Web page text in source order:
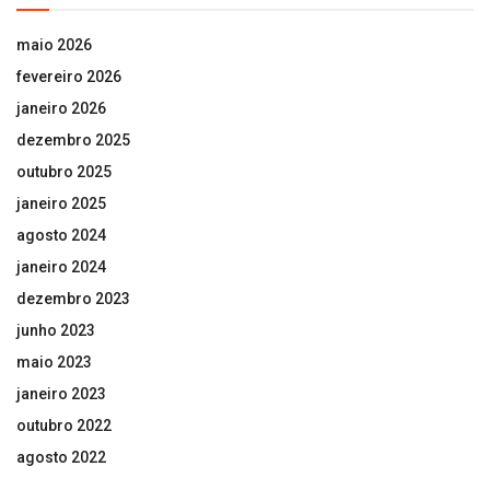
maio 2026
fevereiro 2026
janeiro 2026
dezembro 2025
outubro 2025
janeiro 2025
agosto 2024
janeiro 2024
dezembro 2023
junho 2023
maio 2023
janeiro 2023
outubro 2022
agosto 2022